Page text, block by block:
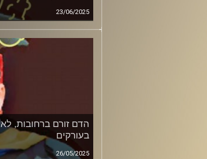
23/06/2025
הדם זורם ברחובות, לא
בעורקים
26/05/2025